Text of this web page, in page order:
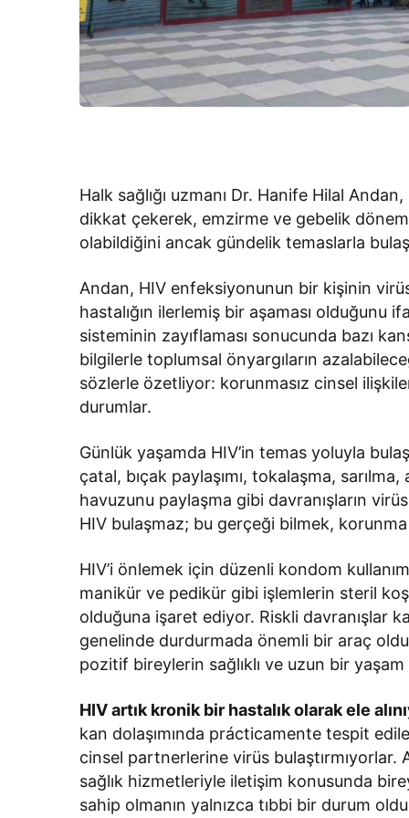
Halk sağlığı uzmanı Dr. Hanife Hilal
dikkat çekerek, emzirme ve gebelik
olabildiğini ancak gündelik temaslarla
Andan, HIV enfeksiyonunun bir kişinin
hastalığın ilerlemiş bir aşaması olduğunu
sisteminin zayıflaması sonucunda bazı
bilgilerle toplumsal önyargıların
sözlerle özetliyor: korunmasız cinsel
durumlar.
Günlük yaşamda HIV’in temas yoluyla
çatal, bıçak paylaşımı, tokalaşma,
havuzunu paylaşma gibi davranışların
HIV bulaşmaz; bu gerçeği bilmek,
HIV’i önlemek için düzenli kondom
manikür ve pedikür gibi işlemlerin steril
olduğuna işaret ediyor. Riskli davranışlar
genelinde durdurmada önemli bir araç
pozitif bireylerin sağlıklı ve uzun bir yaşam
HIV artık kronik bir hastalık olarak ele
kan dolaşımında prácticamente tespit
cinsel partnerlerine virüs
sağlık hizmetleriyle iletişim konusunda
sahip olmanın yalnızca tıbbi bir durum